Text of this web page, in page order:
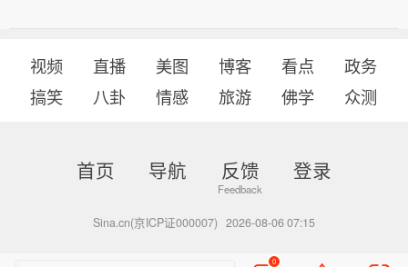
9、市场监管总局公布食品安全监督抽
检情况 上半年总体不合格率为2.22% 已
针对不合格食品及时开展核查处置。
视频 直播 美图 博客 看点
政务
搞笑
八卦 情感 旅游 佛学 众测
首页 导航 反馈 登录
Sina.cn(京ICP证000007) 2026-08-06 07:15
0